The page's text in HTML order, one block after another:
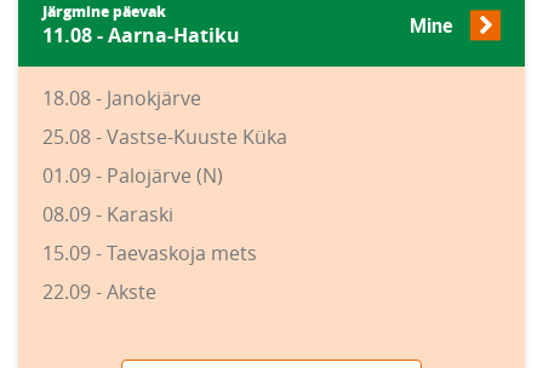
Järgmine päevak
11.08 - Aarna-Hatiku Mine
18.08 - Janokjärve
25.08 - Vastse-Kuuste Küka
01.09 - Palojärve (N)
08.09 - Karaski
15.09 - Taevaskoja mets
22.09 - Akste